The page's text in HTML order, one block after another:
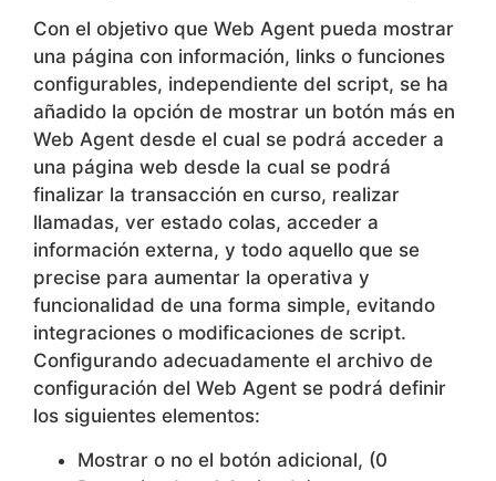
Con el objetivo que Web Agent pueda mostrar
una página con información, links o funciones
configurables, independiente del script, se ha
añadido la opción de mostrar un botón más en
Web Agent desde el cual se podrá acceder a
una página web desde la cual se podrá
finalizar la transacción en curso, realizar
llamadas, ver estado colas, acceder a
información externa, y todo aquello que se
precise para aumentar la operativa y
funcionalidad de una forma simple, evitando
integraciones o modificaciones de script.
Configurando adecuadamente el archivo de
configuración del Web Agent se podrá definir
los siguientes elementos:
Mostrar o no el botón adicional, (0